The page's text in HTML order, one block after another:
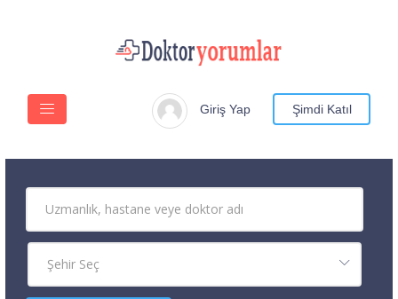
Giriş Yap Şimdi Katıl